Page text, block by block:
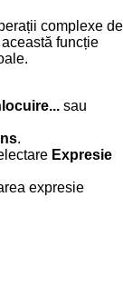
complexe de
funcție
sau
.
Expresie
expresie